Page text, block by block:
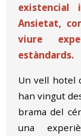
existencial
Ansietat,
viure
estàndards.
Un vell hotel
han vingut
brama del
una